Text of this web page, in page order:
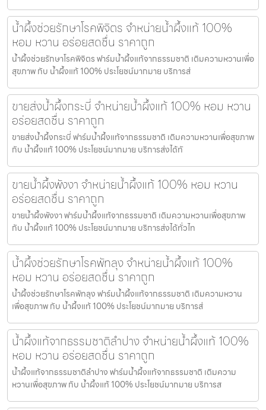
น้ำผึ้งช่วยรักษาโรคพิจิตร จำหน่ายน้ำผึ้งแท้ 100%
หอม หวาน อร่อยสดชื่น ราคาถูก
น้ำผึ้งช่วยรักษาโรคพิจิตร ฟาร์มน้ำผึ้งแท้จากธรรมชาติ เติมความหวานเพื่อ
สุขภาพ กับ น้ำผึ้งแท้ 100% ประโยชน์มากมาย บริการส่
ขายส่งน้ำผึ้งกระบี่ จำหน่ายน้ำผึ้งแท้ 100% หอม หวาน
อร่อยสดชื่น ราคาถูก
ขายส่งน้ำผึ้งกระบี่ ฟาร์มน้ำผึ้งแท้จากธรรมชาติ เติมความหวานเพื่อสุขภาพ
กับ น้ำผึ้งแท้ 100% ประโยชน์มากมาย บริการส่งได้ทั
ขายน้ำผึ้งพังงา จำหน่ายน้ำผึ้งแท้ 100% หอม หวาน
อร่อยสดชื่น ราคาถูก
ขายน้ำผึ้งพังงา ฟาร์มน้ำผึ้งแท้จากธรรมชาติ เติมความหวานเพื่อสุขภาพ
กับ น้ำผึ้งแท้ 100% ประโยชน์มากมาย บริการส่งได้ทั่วไท
น้ำผึ้งช่วยรักษาโรคพัทลุง จำหน่ายน้ำผึ้งแท้ 100%
หอม หวาน อร่อยสดชื่น ราคาถูก
น้ำผึ้งช่วยรักษาโรคพัทลุง ฟาร์มน้ำผึ้งแท้จากธรรมชาติ เติมความหวาน
เพื่อสุขภาพ กับ น้ำผึ้งแท้ 100% ประโยชน์มากมาย บริการส่
น้ำผึ้งแท้จากธรรมชาติลำปาง จำหน่ายน้ำผึ้งแท้ 100%
หอม หวาน อร่อยสดชื่น ราคาถูก
น้ำผึ้งแท้จากธรรมชาติลำปาง ฟาร์มน้ำผึ้งแท้จากธรรมชาติ เติมความ
หวานเพื่อสุขภาพ กับ น้ำผึ้งแท้ 100% ประโยชน์มากมาย บริการส